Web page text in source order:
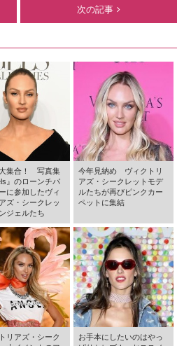
次の記事
集合！ 写真集
』のローンチパ
に参加したヴィ
ズ・シークレッ
ジェルたち
今年見納め ヴィクトリ
アズ・シークレットモデ
ルたちが再びピンクカー
ペットに集結
リアズ・シーク
お手本にしたいのはやっ